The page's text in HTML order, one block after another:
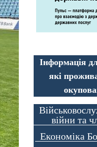
Інформація
які
війни та
Економіка